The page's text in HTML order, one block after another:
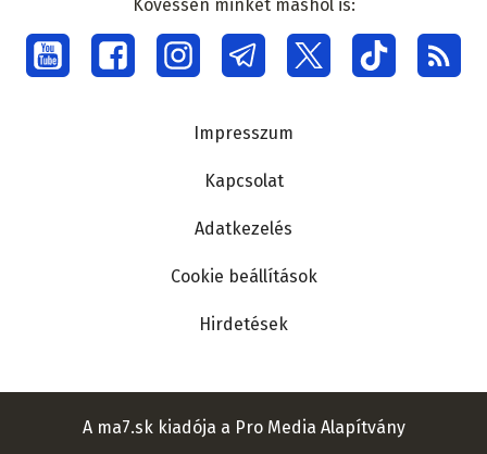
Social
menu
Kövessen minket máshol is:
Impresszum
Kapcsolat
Adatkezelés
Cookie beállítások
Hirdetések
A ma7.sk kiadója a Pro Media Alapítvány